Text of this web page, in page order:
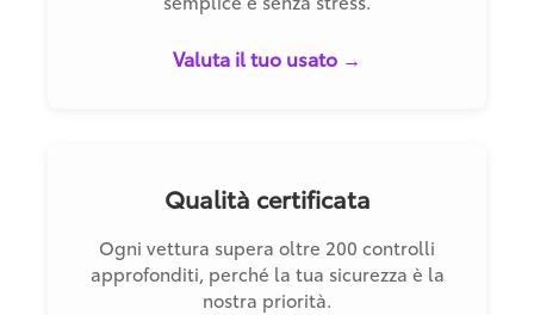
Valuta il tuo usato →
Qualità certificata
Ogni vettura supera oltre 200 controlli
approfonditi, perché la tua sicurezza è la
nostra priorità.